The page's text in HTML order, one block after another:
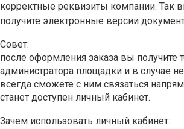
корректные реквизиты компании. Так
получите электронные версии
Совет:
после оформления заказа вы получите
администратора площадки и в случае
всегда сможете с ним связаться
станет доступен личный кабинет.
Зачем использовать личный кабинет: